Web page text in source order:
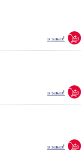
в заказ!
в заказ!
в заказ!